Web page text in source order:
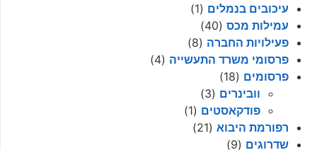
עיכובים בנמלים (1)
עמילות מכס (40)
פעילויות החברה (8)
פרסומי משרד התעשייה (4)
פרסומים (18)
וובינרים (3)
פודקאסטים (1)
רפורמת היבוא (21)
שדרוגים (9)